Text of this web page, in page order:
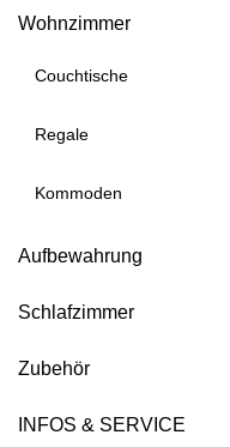
Wohnzimmer
Couchtische
Regale
Kommoden
Aufbewahrung
Schlafzimmer
Zubehör
INFOS & SERVICE